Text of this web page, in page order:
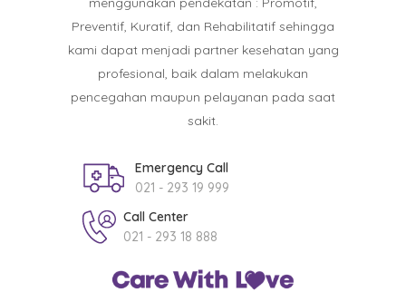
Preventif, Kuratif, dan Rehabilitatif sehingga
kami dapat menjadi partner kesehatan yang
profesional, baik dalam melakukan
pencegahan maupun pelayanan pada saat
sakit.
Emergency Call
021 - 293 19 999
Call Center
021 - 293 18 888